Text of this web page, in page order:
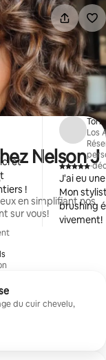
Nelson J
en simplifiant nos
sur vous!
du cuir chevelu,
et
!
Tori
Los
,
·
J'ai eu
Mon
brushing
vivement!